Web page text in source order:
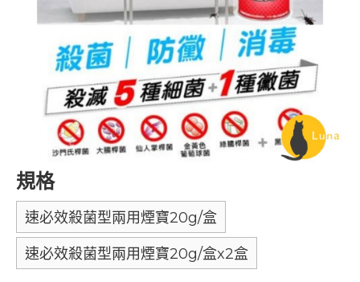
規格
速必效殺菌型兩用煙寶20g/盒
速必效殺菌型兩用煙寶20g/盒x2盒